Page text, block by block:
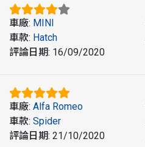
車廠: MINI
車款: Hatch
評論日期: 16/09/2020
車廠: Alfa Romeo
車款: Spider
評論日期: 21/10/2020